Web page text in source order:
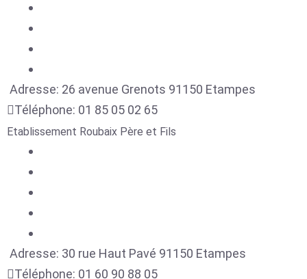
Adresse: 26 avenue Grenots 91150 Etampes
Téléphone: 01 85 05 02 65
Etablissement Roubaix Père et Fils
Adresse: 30 rue Haut Pavé 91150 Etampes
Téléphone: 01 60 90 88 05